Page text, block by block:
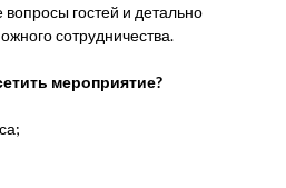
вопросы гостей и детально
сотрудничества.
мероприятие?